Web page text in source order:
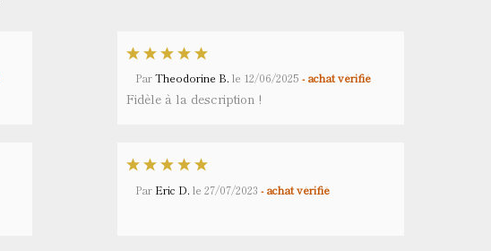
ParTheodorine B. le 12/06/2025 - achat vérifié
Fidèle à la description !
Par Eric D. le 27/07/2023 - achat vérifié